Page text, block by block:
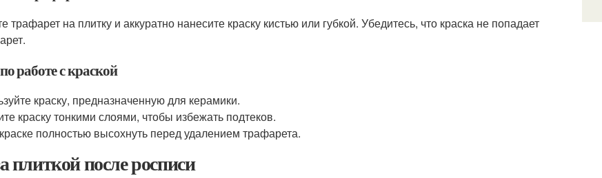
трафарет на плитку и аккуратно нанесите краску кистью или губкой. Убедитесь, что краска не попадает
работе с краской
краску, предназначенную для керамики.
краску тонкими слоями, чтобы избежать подтеков.
полностью высохнуть перед удалением трафарета.
плиткой после росписи